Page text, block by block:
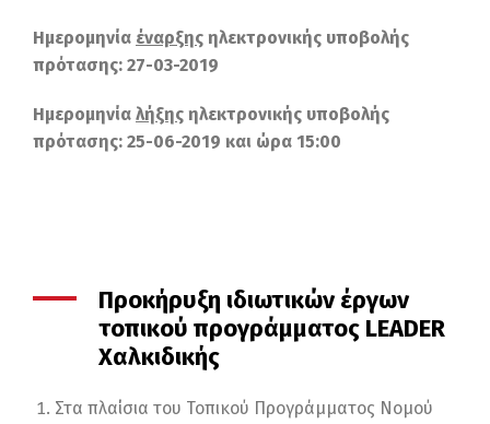
Ημερομηνία έναρξης ηλεκτρονικής υποβολής
πρότασης: 27-03-2019
Ημερομηνία λήξης ηλεκτρονικής υποβολής
πρότασης: 25-06-2019 και ώρα 15:00
Προκήρυξη ιδιωτικών έργων
τοπικού προγράμματος LEADER
Χαλκιδικής
Στα πλαίσια του Τοπικού Προγράμματος Νομού